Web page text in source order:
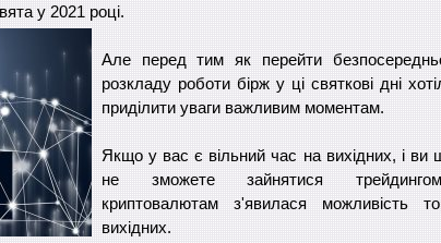
у 2021 році.
Але перед тим як перейти
розкладу роботи бірж у ці святкові дні
приділити уваги важливим моментам.
Якщо у вас є вільний час на вихідних, і ви
не зможете зайнятися
криптовалютам з'явилася можливість
вихідних.